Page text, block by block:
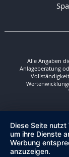
Alle Angaben
Anlageberatung
Diese Seite
um ihre Dienste
Werbung
anzuzeigen.